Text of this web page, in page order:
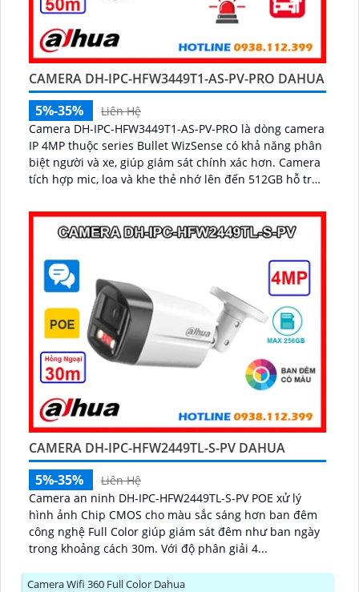
CAMERA DH-IPC-HFW3449T1-AS-PV-PRO DAHUA
5%-35%
Liên Hệ
Camera DH-IPC-HFW3449T1-AS-PV-PRO là dòng camera
IP 4MP thuộc series Bullet WizSense có khả năng phân
biệt người và xe, giúp giám sát chính xác hơn. Camera
tích hợp mic, loa và khe thẻ nhớ lên đến 512GB hỗ trợ
CAMERA DH-IPC-HFW2449TL-S-PV DAHUA
5%-35%
Liên Hệ
Camera an ninh DH-IPC-HFW2449TL-S-PV POE xử lý
hình ảnh Chip CMOS cho màu sắc sáng hơn ban đêm
công nghệ Full Color giúp giám sát đêm như ban ngày
trong khoảng cách 30m. Với độ phân giải 4...
Camera Wifi 360 Full Color Dahua